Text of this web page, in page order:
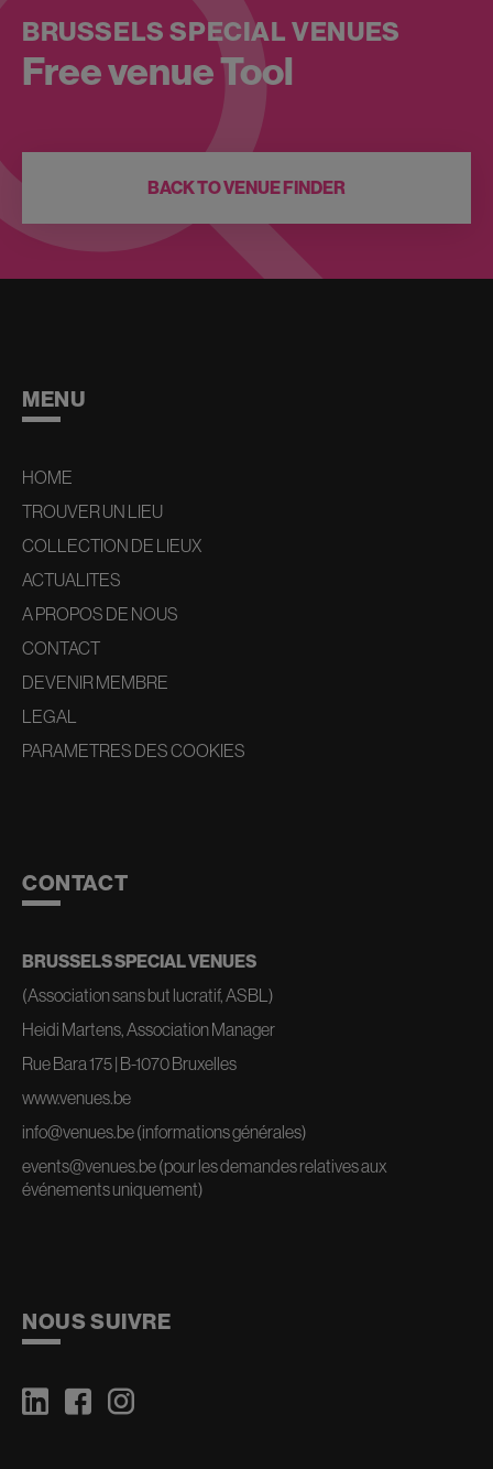
BRUSSELS SPECIAL VENUES
Free venue Tool
BACK TO VENUE FINDER
MENU
HOME
TROUVER UN LIEU
COLLECTION DE LIEUX
ACTUALITES
A PROPOS DE NOUS
CONTACT
DEVENIR MEMBRE
LEGAL
PARAMETRES DES COOKIES
CONTACT
BRUSSELS SPECIAL VENUES
(Association sans but lucratif, ASBL)
Heidi Martens, Association Manager
Rue Bara 175 | B-1070 Bruxelles
www.venues.be
info@venues.be(informations générales)
events@venues.be(pour les demandes relatives aux
événements uniquement)
NOUS SUIVRE